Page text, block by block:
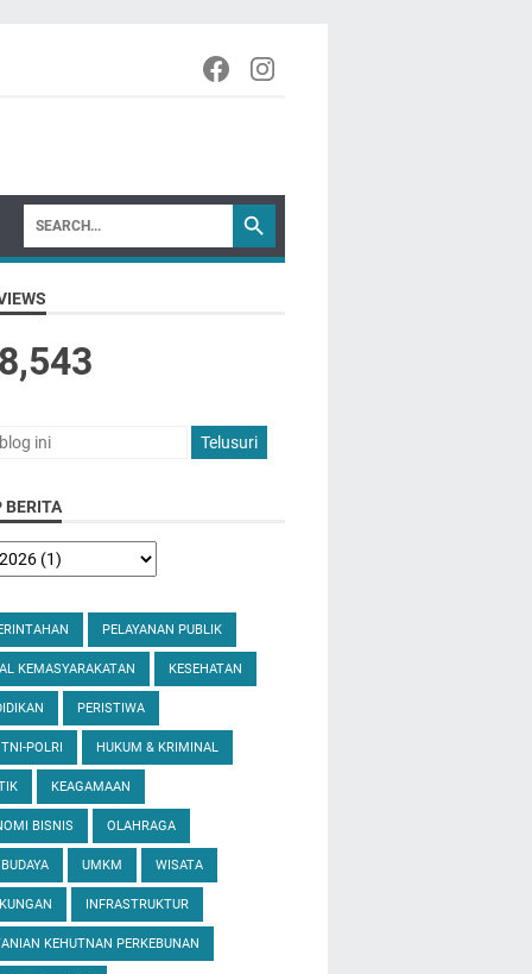
BERITA
PELAYANAN PUBLIK
KEMASYARAKATAN KESEHATAN
PERISTIWA
POLRI HUKUM & KRIMINAL
KEAGAMAAN
BISNIS OLAHRAGA
UMKM WISATA
INFRASTRUKTUR
KEHUTNAN PERKEBUNAN